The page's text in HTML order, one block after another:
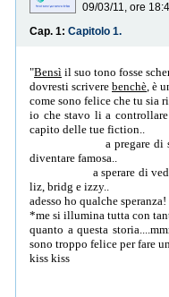
09/03/11, ore
Cap. 1: Capitolo 1.
Bensì il suo tono fosse
dovresti scrivere benchè , è
come sono felice che tu sia
io che stavo li a
capito delle tue fiction..
a pregare di
diventare famosa..
a sperare di vedere
liz, bridg e izzy..
adesso ho qualche speranza!
*me si illumina tutta con
quanto a questa
sono troppo felice per fare
kiss kiss